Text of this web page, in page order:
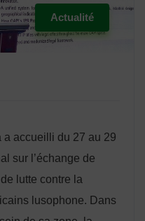
Actualité
a accueilli du 27 au 29
sur l’échange de
lutte contre la
lusophone. Dans